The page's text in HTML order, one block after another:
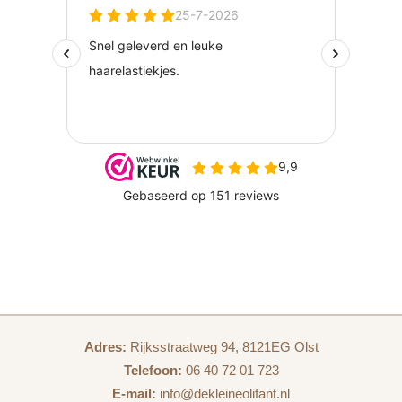
Adres: Rijksstraatweg 94, 8121EG Olst
Telefoon: 06 40 72 01 723
E-mail: info@dekleineolifant.nl